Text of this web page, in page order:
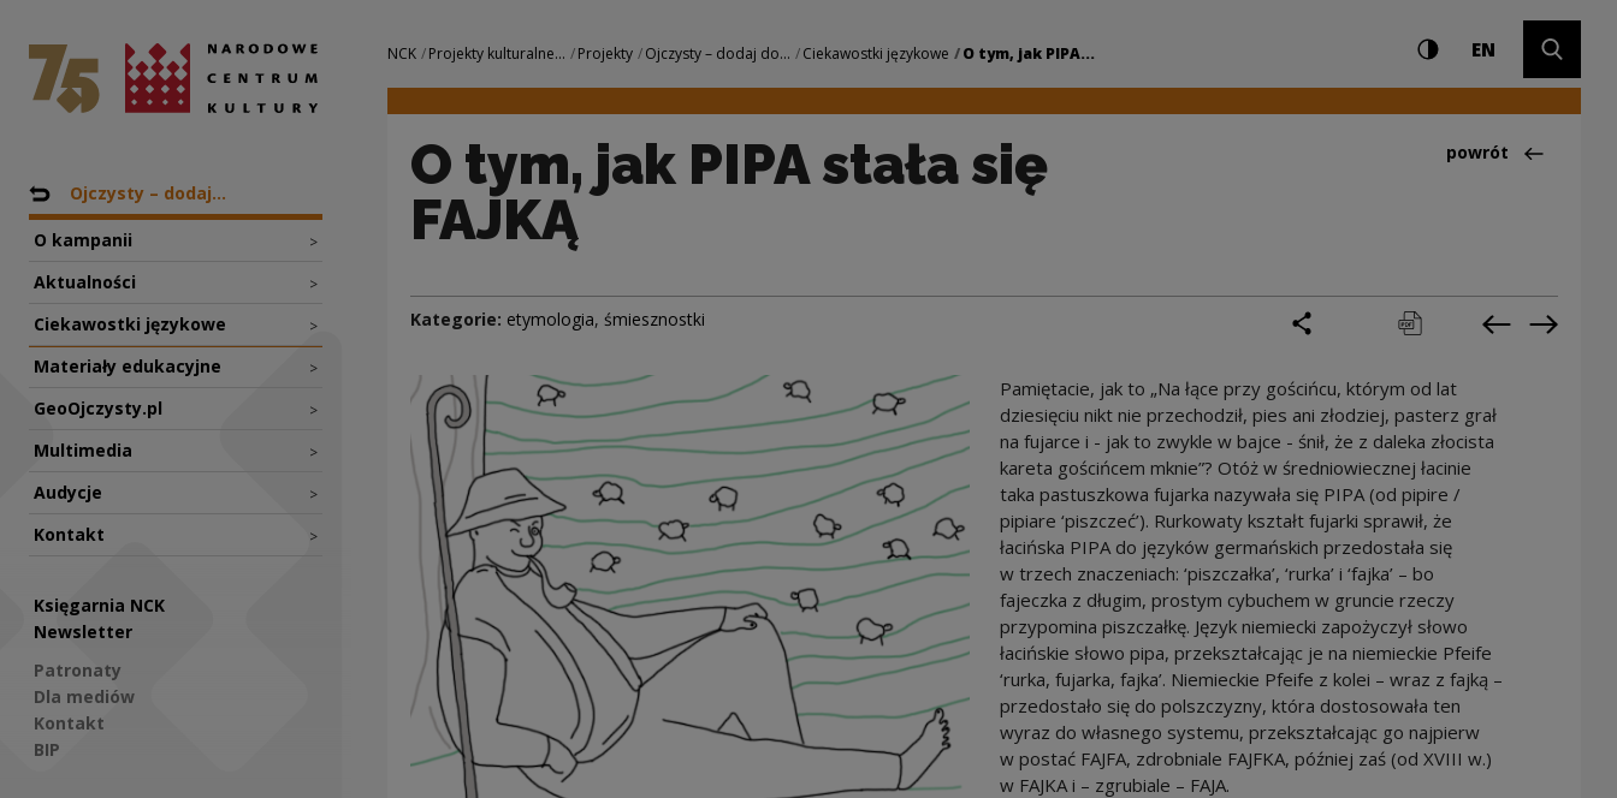
O tym, jak PIPA stała się FAJKĄ | Narodowe Centrum
Narodowe Centrum Kultury
Nawigacja
Powrót do: Projekty
Ojczysty – dodaj...
O kampanii >
Aktualności >
Ciekawostki językowe >
Materiały edukacyjne >
GeoOjczysty.pl >
Multimedia >
Audycje >
Kontakt >
Księgarnia NCK
Newsletter
Patronaty
Dla mediów
Kontakt
BIP
Nawigacja
NCK Projekty kulturalne... Projekty Ojczysty – dodaj do... Ciekawostki językowe O tym, jak PIPA... Ustawienia iWysoki kontrast
ENCHANGE
O tym, jak PIPA stała się
FAJKĄ
Powrót
powrót
Kategorie: etymologia, śmiesznostki podziel się
drukuj pobierz Poprzednia
Pamiętacie, jak to „Na łące przy gościńcu, którym od lat
dziesięciu nikt nie przechodził, pies ani złodziej, pasterz grał
na fujarce i - jak to zwykle w bajce - śnił, że z daleka złocista
kareta gościńcem mknie”? Otóż w średniowiecznej łacinie
taka pastuszkowa fujarka nazywała się PIPA (od pipire /
pipiare ‘piszczeć’). Rurkowaty kształt fujarki sprawił, że
łacińska PIPA do języków germańskich przedostała się
w trzech znaczeniach: ‘piszczałka’, ‘rurka’ i ‘fajka’ – bo
fajeczka z długim, prostym cybuchem w gruncie rzeczy
przypomina piszczałkę. Język niemiecki zapożyczył słowo
łacińskie słowo pipa, przekształcając je na niemieckie Pfeife
‘rurka, fujarka, fajka’. Niemieckie Pfeife z kolei – wraz z fajką –
przedostało się do polszczyzny, która dostosowała ten
wyraz do własnego systemu, przekształcając go najpierw
w postać FAJFA, zdrobniale FAJFKA, później zaś (od XVIII w.)
w FAJKA i – zgrubiale – FAJA.